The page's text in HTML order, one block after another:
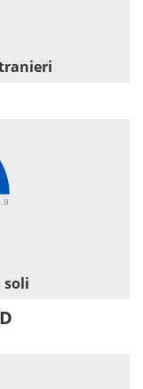
soli